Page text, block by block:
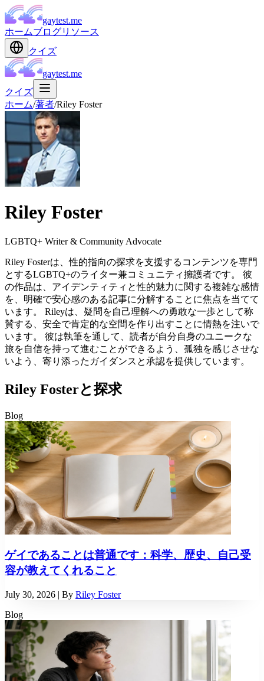
gaytest.me
ホームブログリソース
クイズ
gaytest.me
クイズ
ホーム/著者/Riley Foster
Riley Foster
LGBTQ+ Writer & Community Advocate
Riley Fosterは、性的指向の探求を支援するコンテンツを専門
とするLGBTQ+のライター兼コミュニティ擁護者です。 彼
の作品は、アイデンティティと性的魅力に関する複雑な感情
を、明確で安心感のある記事に分解することに焦点を当てて
います。 Rileyは、疑問を自己理解への勇敢な一歩として称
賛する、安全で肯定的な空間を作り出すことに情熱を注いで
います。 彼は執筆を通して、読者が自分自身のユニークな
旅を自信を持って進むことができるよう、孤独を感じさせな
いよう、寄り添ったガイダンスと承認を提供しています。
Riley Fosterと探求
Blog
ゲイであることは普通です：科学、歴史、自己受
容が教えてくれること
July 30, 2026 | By Riley Foster
Blog